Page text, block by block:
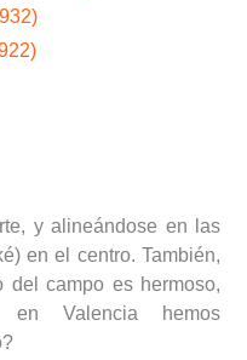
y alineándose en las
en el centro. También,
del campo es hermoso,
en Valencia hemos